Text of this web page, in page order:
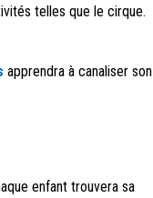
telles que le cirque.
apprendra à canaliser son
enfant trouvera sa